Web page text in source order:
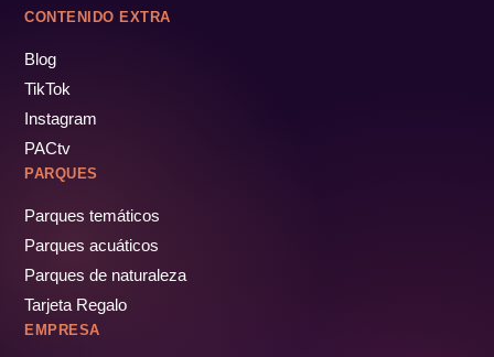
CONTENIDO EXTRA
Blog
TikTok
Instagram
PACtv
PARQUES
Parques temáticos
Parques acuáticos
Parques de naturaleza
Tarjeta Regalo
EMPRESA